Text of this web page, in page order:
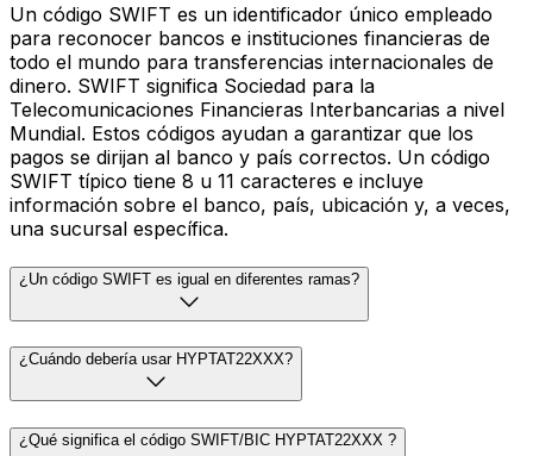
Un código SWIFT es un identificador único empleado
para reconocer bancos e instituciones financieras de
todo el mundo para transferencias internacionales de
dinero. SWIFT significa Sociedad para la
Telecomunicaciones Financieras Interbancarias a nivel
Mundial. Estos códigos ayudan a garantizar que los
pagos se dirijan al banco y país correctos. Un código
SWIFT típico tiene 8 u 11 caracteres e incluye
información sobre el banco, país, ubicación y, a veces,
una sucursal específica.
¿Un código SWIFT es igual en diferentes ramas?
¿Cuándo debería usar HYPTAT22XXX?
¿Qué significa el código SWIFT/BIC HYPTAT22XXX ?